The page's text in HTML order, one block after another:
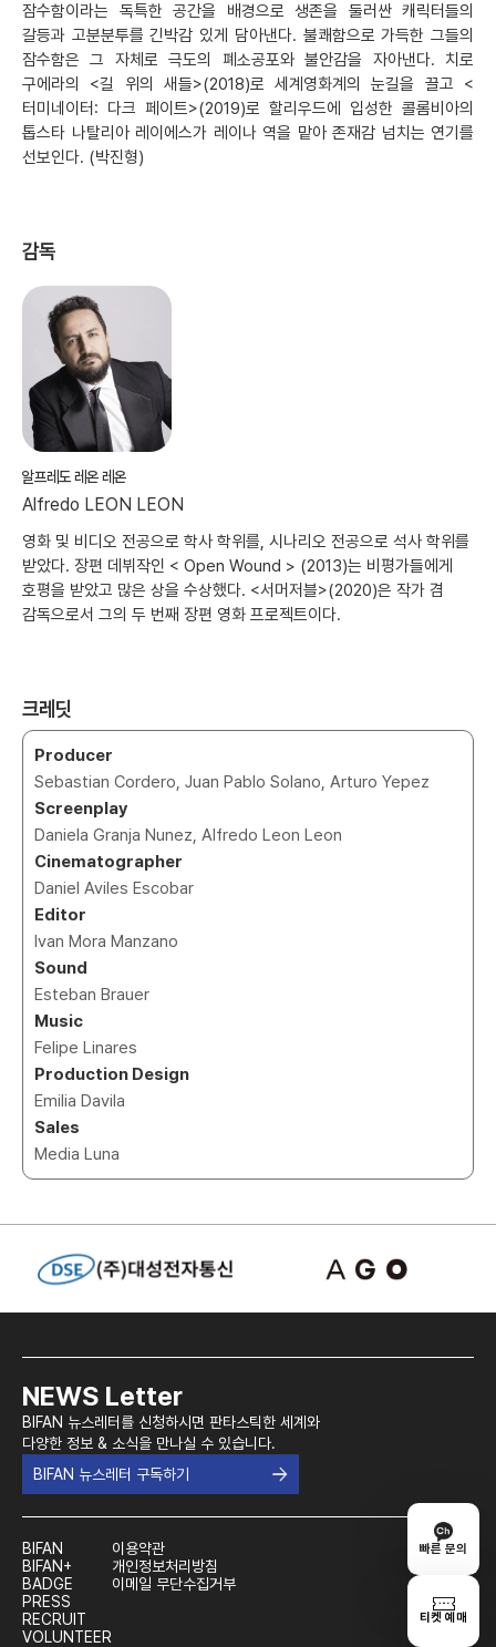
빠른 문의
티켓 예매
잠수함이라는 독특한 공간을 배경으로 생존을 둘러싼 캐릭터들의
갈등과 고분분투를 긴박감 있게 담아낸다. 불쾌함으로 가득한 그들의
잠수함은 그 자체로 극도의 폐소공포와 불안감을 자아낸다. 치로
구에라의 <길 위의 새들>(2018)로 세계영화계의 눈길을 끌고 <
터미네이터: 다크 페이트>(2019)로 할리우드에 입성한 콜롬비아의
톱스타 나탈리아 레이에스가 레이나 역을 맡아 존재감 넘치는 연기를
선보인다. (박진형)
감독
알프레도 레온 레온
Alfredo LEON LEON
영화 및 비디오 전공으로 학사 학위를, 시나리오 전공으로 석사 학위를
받았다. 장편 데뷔작인 < Open Wound > (2013)는 비평가들에게
호평을 받았고 많은 상을 수상했다. <서머저블>(2020)은 작가 겸
감독으로서 그의 두 번째 장편 영화 프로젝트이다.
크레딧
Producer
Sebastian Cordero, Juan Pablo Solano, Arturo Yepez
Screenplay
Daniela Granja Nunez, Alfredo Leon Leon
Cinematographer
Daniel Aviles Escobar
Editor
Ivan Mora Manzano
Sound
Esteban Brauer
Music
Felipe Linares
Production Design
Emilia Davila
Sales
Media Luna
NEWS Letter
BIFAN 뉴스레터를 신청하시면 판타스틱한 세계와
다양한 정보 & 소식을 만나실 수 있습니다.
BIFAN 뉴스레터 구독하기
BIFAN
BIFAN+
BADGE
PRESS
RECRUIT
VOLUNTEER
이용약관
개인정보처리방침
이메일 무단수집거부